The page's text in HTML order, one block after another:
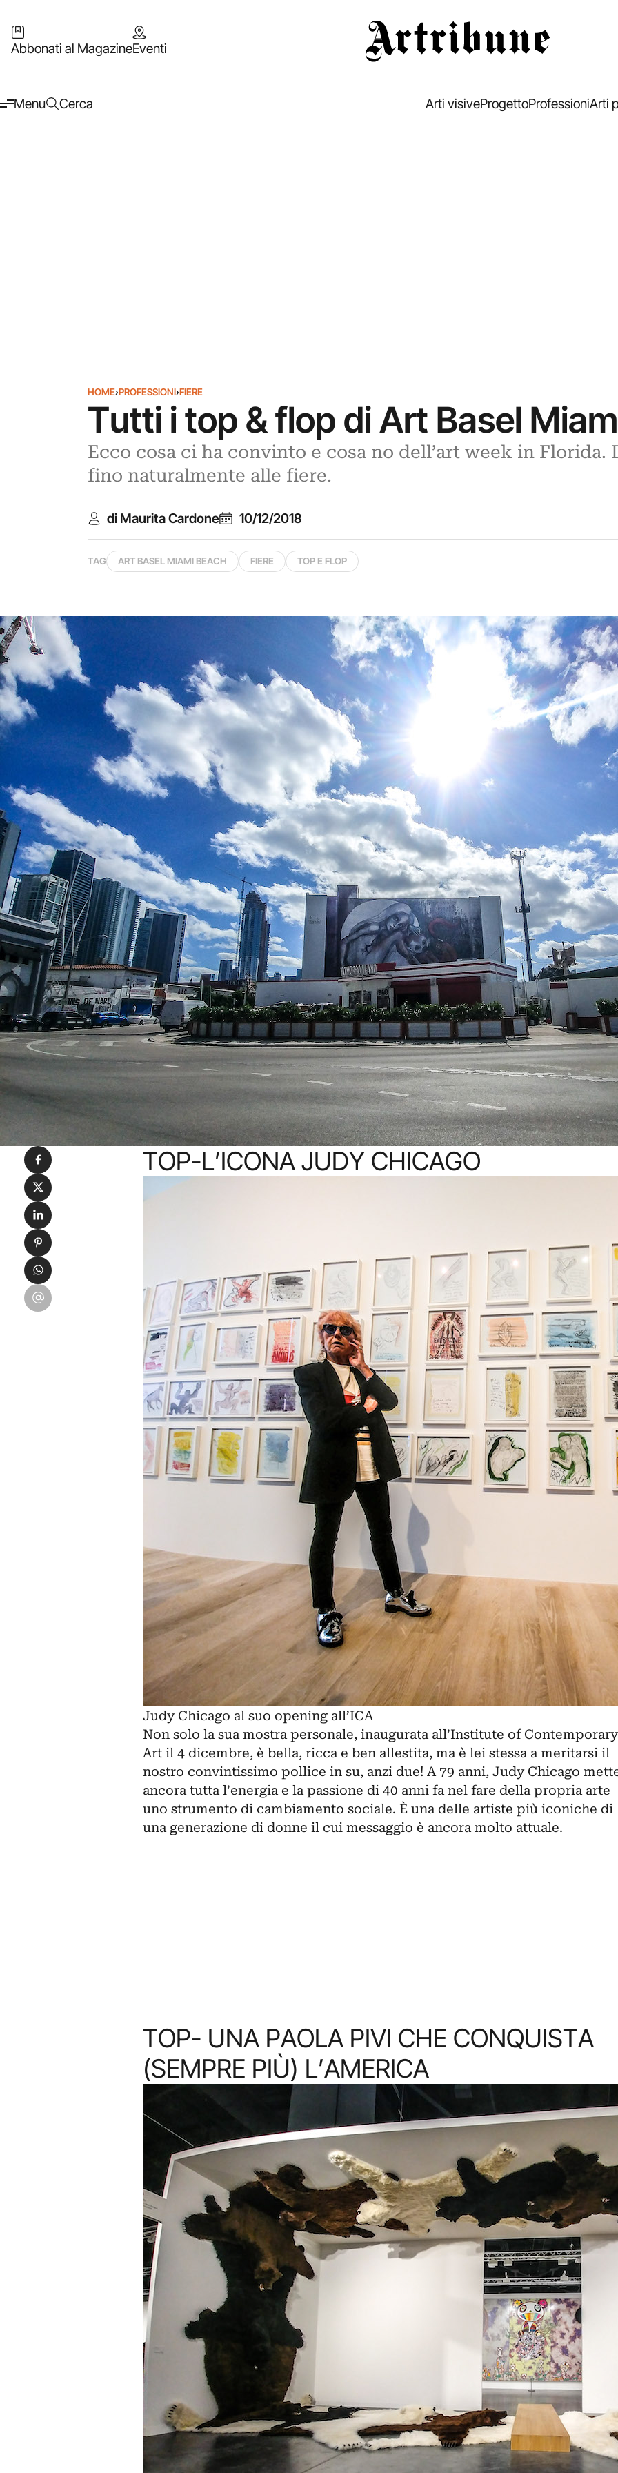
Abbonati al MagazineEventi
Menu Cerca Arti visiveProgettoProfessioniArti
HOME›PROFESSIONI›FIERE
Tutti i top & flop di Art Basel
Ecco cosa ci ha convinto e cosa no dell’art week in Florida.
fino naturalmente alle fiere.
di Maurita Cardone 10/12/2018
TAG ART BASEL MIAMI BEACH FIERE TOP E FLOP
TOP-L’ICONA JUDY CHICAGO
Judy Chicago al suo opening all’ICA
Non solo la sua mostra personale, inaugurata all’Institute of Contemporary
Art il 4 dicembre, è bella, ricca e ben allestita, ma è lei stessa a meritarsi il
nostro convintissimo pollice in su, anzi due! A 79 anni, Judy Chicago
ancora tutta l’energia e la passione di 40 anni fa nel fare della propria arte
uno strumento di cambiamento sociale. È una delle artiste più iconiche di
una generazione di donne il cui messaggio è ancora molto attuale.
TOP- UNA PAOLA PIVI CHE CONQUISTA
(SEMPRE PIÙ) L’AMERICA
Condividi su Facebook
Condividi su X
Condividi su LinkedIn
Condividi su Pinterest
Condividi su WhatsApp
Condividi su Email